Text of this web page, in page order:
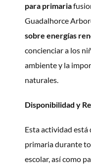
para primaria
Guadalhorce
sobre energías
concienciar a los
ambiente y la
naturales.
Disponibilidad y
Esta actividad
primaria durante
escolar, así como